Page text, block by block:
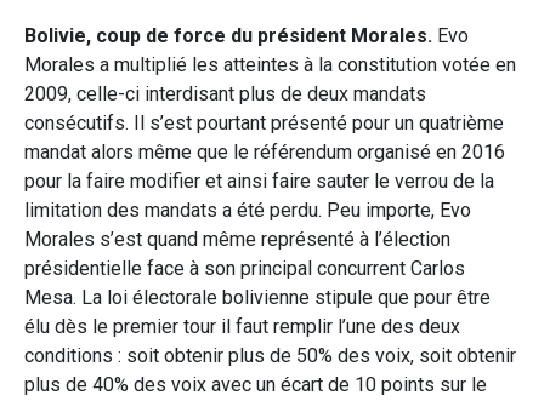
Bolivie, coup de force du président Morales. Evo
Morales a multiplié les atteintes à la constitution votée en
2009, celle-ci interdisant plus de deux mandats
consécutifs. Il s’est pourtant présenté pour un quatrième
mandat alors même que le référendum organisé en 2016
pour la faire modifier et ainsi faire sauter le verrou de la
limitation des mandats a été perdu. Peu importe, Evo
Morales s’est quand même représenté à l’élection
présidentielle face à son principal concurrent Carlos
Mesa. La loi électorale bolivienne stipule que pour être
élu dès le premier tour il faut remplir l’une des deux
conditions : soit obtenir plus de 50% des voix, soit obtenir
plus de 40% des voix avec un écart de 10 points sur le